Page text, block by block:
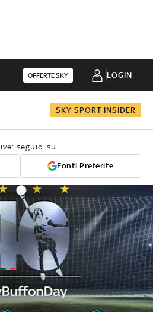
OFFERTE SKY LOGIN
SKY SPORT INSIDER
seguici su
Fonti Preferite